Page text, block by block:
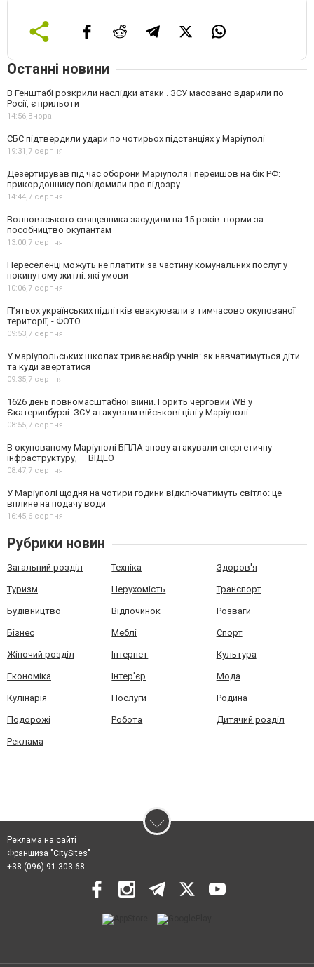
Останні новини
В Генштабі розкрили наслідки атаки . ЗСУ масовано вдарили по
Росії, є прильоти
14:56,Вчора
СБС підтвердили удари по чотирьох підстанціях у Маріуполі
19:31,7 серпня
Дезертирував під час оборони Маріуполя і перейшов на бік РФ:
прикордоннику повідомили про підозру
14:44,7 серпня
Волноваського священника засудили на 15 років тюрми за
пособництво окупантам
13:00,7 серпня
Переселенці можуть не платити за частину комунальних послуг у
покинутому житлі: які умови
10:06,7 серпня
П’ятьох українських підлітків евакуювали з тимчасово окупованої
території, - ФОТО
09:53,7 серпня
У маріупольських школах триває набір учнів: як навчатимуться діти
та куди звертатися
09:35,7 серпня
1626 день повномасштабної війни. Горить черговий WB у
Єкатеринбурзі. ЗСУ атакували військові цілі у Маріуполі
08:55,7 серпня
В окупованому Маріуполі БПЛА знову атакували енергетичну
інфраструктуру, — ВІДЕО
08:47,7 серпня
У Маріуполі щодня на чотири години відключатимуть світло: це
вплине на подачу води
16:45,6 серпня
Рубрики новин
Загальний розділ Техніка Здоров'я
Туризм Нерухомість Транспорт
Будівництво Відпочинок Розваги
Бізнес Меблі Спорт
Жіночий розділ Інтернет Культура
Економіка Інтер'єр Мода
Кулінарія Послуги Родина
Подорожі Робота Дитячий розділ
Реклама
Реклама на сайті
Франшиза "CitySites"
+38 (096) 91 303 68